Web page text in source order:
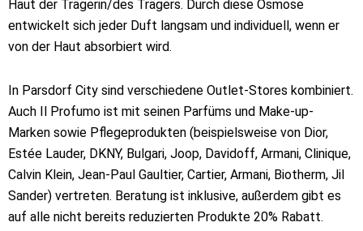
Haut der Trägerin/des Trägers. Durch diese Osmose
entwickelt sich jeder Duft langsam und individuell, wenn er
von der Haut absorbiert wird.
In Parsdorf City sind verschiedene Outlet-Stores kombiniert.
Auch Il Profumo ist mit seinen Parfüms und Make-up-
Marken sowie Pflegeprodukten (beispielsweise von Dior,
Estée Lauder, DKNY, Bulgari, Joop, Davidoff, Armani, Clinique,
Calvin Klein, Jean-Paul Gaultier, Cartier, Armani, Biotherm, Jil
Sander) vertreten. Beratung ist inklusive, außerdem gibt es
auf alle nicht bereits reduzierten Produkte 20% Rabatt.